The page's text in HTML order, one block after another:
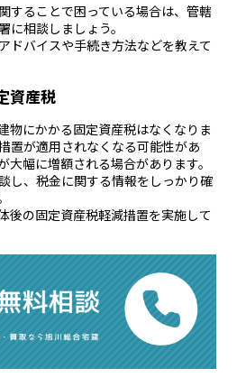
することで困っている場合は、管轄
に相談しましょう。
ドバイスや手続き方法などを教えて
資産税
物にかかる固定資産税はなくなりま
置が適用されなくなる可能性があ
大幅に増額される場合があります。
し、税金に関する情報をしっかり確
後の固定資産税軽減措置を実施して